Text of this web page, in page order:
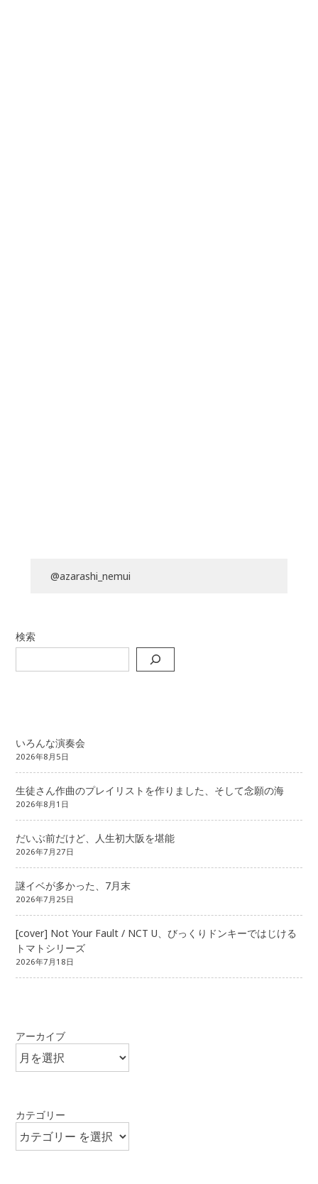
@azarashi_nemui
検索
いろんな演奏会
2026年8月5日
生徒さん作曲のプレイリストを作りました、そして念願の海
2026年8月1日
だいぶ前だけど、人生初大阪を堪能
2026年7月27日
謎イベが多かった、7月末
2026年7月25日
[cover] Not Your Fault / NCT U、びっくりドンキーではじける
トマトシリーズ
2026年7月18日
アーカイブ
カテゴリー